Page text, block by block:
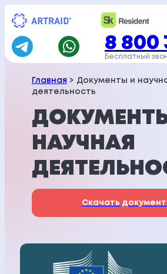
Перейти
содержимому
8 800
Бесплатный
Главная > Документы и
деятельность
НАУЧНАЯ
Скачать